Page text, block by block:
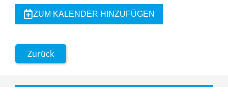
ZUM KALENDER HINZUFÜGEN
Zurück